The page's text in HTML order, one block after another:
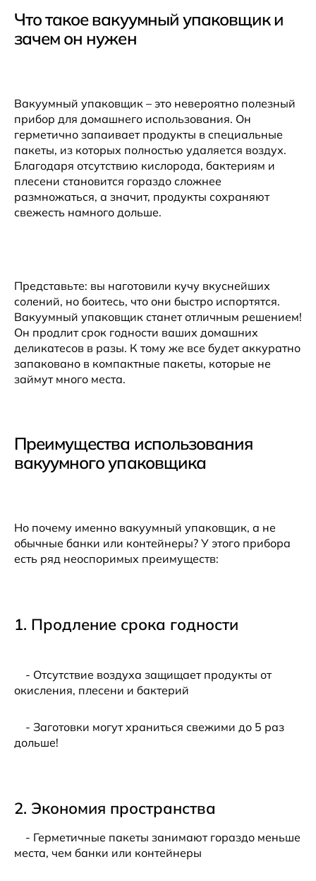
Что такое вакуумный упаковщик и
зачем он нужен
Вакуумный упаковщик – это невероятно полезный
прибор для домашнего использования. Он
герметично запаивает продукты в специальные
пакеты, из которых полностью удаляется воздух.
Благодаря отсутствию кислорода, бактериям и
плесени становится гораздо сложнее
размножаться, а значит, продукты сохраняют
свежесть намного дольше.
Представьте: вы наготовили кучу вкуснейших
солений, но боитесь, что они быстро испортятся.
Вакуумный упаковщик станет отличным решением!
Он продлит срок годности ваших домашних
деликатесов в разы. К тому же все будет аккуратно
запаковано в компактные пакеты, которые не
займут много места.
Преимущества использования
вакуумного упаковщика
Но почему именно вакуумный упаковщик, а не
обычные банки или контейнеры? У этого прибора
есть ряд неоспоримых преимуществ:
1. Продление срока годности
- Отсутствие воздуха защищает продукты от
окисления, плесени и бактерий
- Заготовки могут храниться свежими до 5 раз
дольше!
2. Экономия пространства
- Герметичные пакеты занимают гораздо меньше
места, чем банки или контейнеры